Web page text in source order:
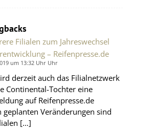
Filialen zum Jahreswechsel
– Reifenpresse.de
um 13:32 Uhr Uhr
derzeit auch das Filialnetzwerk
Continental-Tochter eine
auf Reifenpresse.de
geplanten Veränderungen sind
[…]